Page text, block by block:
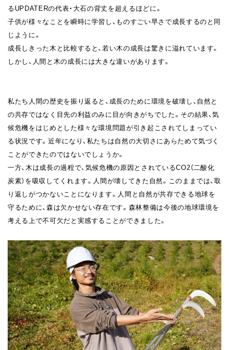
るUPDATERの代表・大石の背丈を超えるほどに。
子供が様々なことを瞬時に学習し、ものすごい早さで成長するのと同
じように。
成長しきった木と比較すると、若い木の成長は驚きに溢れています。
しかし、人間と木の成長には大きな違いがあります。
私たち人間の歴史を振り返ると、成長のために環境を破壊し、自然と
の共存ではなく目先の利益のみに目が向きがちでした。その結果、気
候危機をはじめとした様々な環境問題が引き起こされてしまってい
る状況です。近年になり、私たちは自然の大切さにあらためて気づく
ことができたのではないでしょうか。
一方、木は成長の過程で、気候危機の原因とされているCO2（二酸化
炭素）を吸収してくれます。人間が壊してきた自然。このままでは、取
り返しがつかないことになります。人間と自然が共存できる地球を
守るために、森は欠かせない存在です。森林整備は今後の地球環境を
考える上で不可欠だと実感することができました。